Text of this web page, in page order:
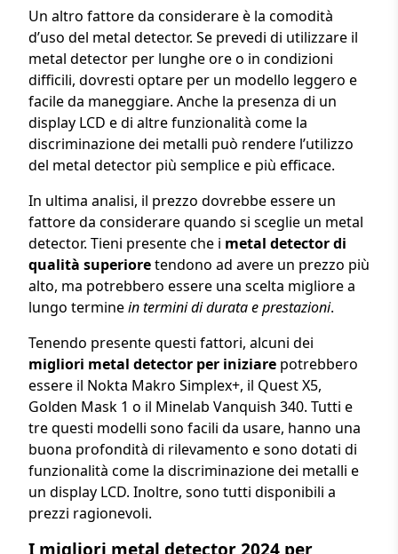
Un altro fattore da considerare è la comodità
d’uso del metal detector. Se prevedi di utilizzare il
metal detector per lunghe ore o in condizioni
difficili, dovresti optare per un modello leggero e
facile da maneggiare. Anche la presenza di un
display LCD e di altre funzionalità come la
discriminazione dei metalli può rendere l’utilizzo
del metal detector più semplice e più efficace.
In ultima analisi, il prezzo dovrebbe essere un
fattore da considerare quando si sceglie un metal
detector. Tieni presente che i metal detector di
qualità superioretendono ad avere un prezzo più
alto, ma potrebbero essere una scelta migliore a
lungo terminein termini di durata e prestazioni.
Tenendo presente questi fattori, alcuni dei
migliori metal detector per iniziare potrebbero
essere il Nokta Makro Simplex+, il Quest X5,
Golden Mask 1 o il Minelab Vanquish 340. Tutti e
tre questi modelli sono facili da usare, hanno una
buona profondità di rilevamento e sono dotati di
funzionalità come la discriminazione dei metalli e
un display LCD. Inoltre, sono tutti disponibili a
prezzi ragionevoli.
I migliori metal detector 2024 per